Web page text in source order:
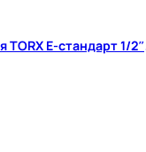
TORX Е-стандарт 1/